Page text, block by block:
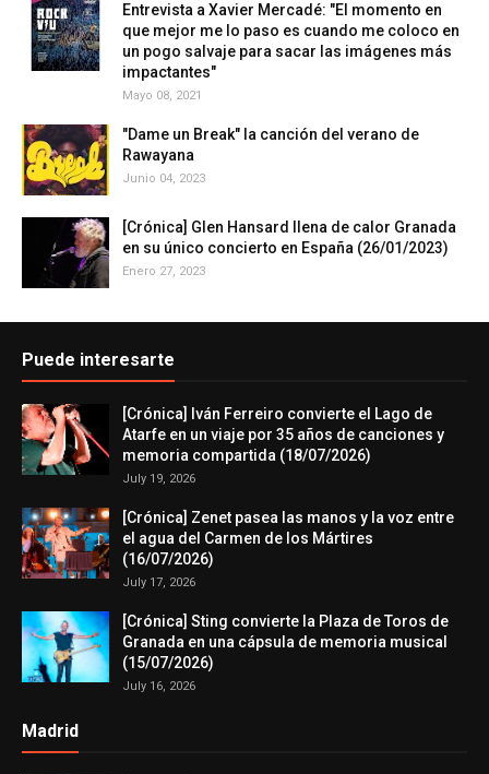
Entrevista a Xavier Mercadé: "El momento en
que mejor me lo paso es cuando me coloco en
un pogo salvaje para sacar las imágenes más
impactantes"
Mayo 08, 2021
"Dame un Break" la canción del verano de
Rawayana
Junio 04, 2023
[Crónica] Glen Hansard llena de calor Granada
en su único concierto en España (26/01/2023)
Enero 27, 2023
Puede interesarte
[Crónica] Iván Ferreiro convierte el Lago de
Atarfe en un viaje por 35 años de canciones y
memoria compartida (18/07/2026)
July 19, 2026
[Crónica] Zenet pasea las manos y la voz entre
el agua del Carmen de los Mártires
(16/07/2026)
July 17, 2026
[Crónica] Sting convierte la Plaza de Toros de
Granada en una cápsula de memoria musical
(15/07/2026)
July 16, 2026
Madrid